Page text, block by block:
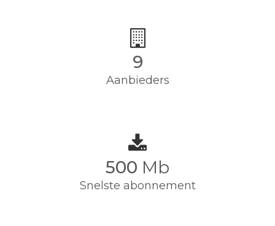
9
Aanbieders
500 Mb
Snelste abonnement